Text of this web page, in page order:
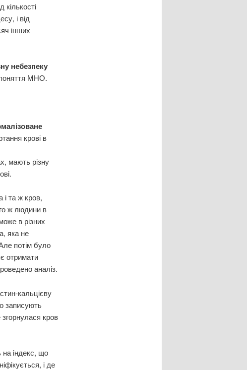
і від
інших
небезпеку
поняття МНО.
крові в
мають різну
і та ж кров,
ж людини в
в різних
яка не
потім було
отримати
аналіз.
кальцієву
записують
кров
на індекс, що
і де